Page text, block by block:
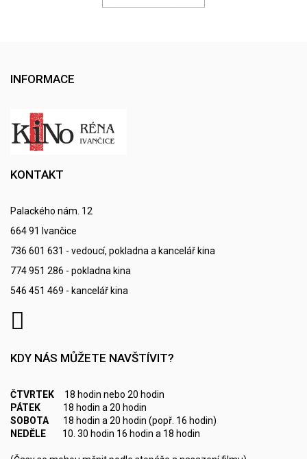
INFORMACE
KONTAKT
Palackého nám. 12
664 91 Ivančice
736 601 631 - vedoucí, pokladna a kancelář kina
774 951 286 - pokladna kina
546 451 469 - kancelář kina
KDY NÁS MŮŽETE NAVŠTÍVIT?
ČTVRTEK 18 hodin nebo 20 hodin
PÁTEK
18 hodin a 20 hodin
SOBOTA 18 hodin a 20 hodin (popř. 16 hodin)
NEDĚLE 10. 30 hodin 16 hodin a 18 hodin